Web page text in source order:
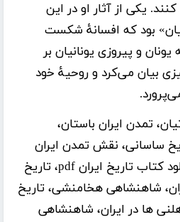
یکی از آثار او در این
بود که افسانۀ شکست
و پیروزی یونانیان بر
بیان می‌کرد و روحیۀ خود
تمدن ایران باستان،
ساسانی، نقش تمدن ایران
باستان در خاورمیانه، دانلود کتاب تاریخ ایران pdf، تاریخ
شاهنشاهی هخامنشی، تاریخ
ها در ایران، شاهنشاهی